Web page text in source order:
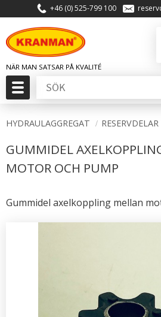
Meny
+46 (0) 525-799 100
HYDRAULAGGREGAT RESERVDELAR
GUMMIDEL
MOTOR OCH PUMP
Gummidel axelkoppling mellan